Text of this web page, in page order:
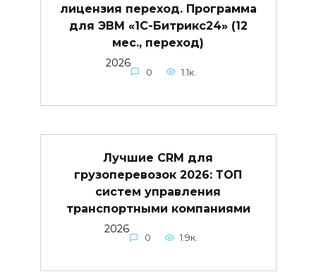
лицензия переход. Программа
для ЭВМ «1С-Битрикс24» (12
мес., переход)
2026
0 1.1к.
Лучшие CRM для
грузоперевозок 2026: ТОП
систем управления
транспортными компаниями
2026
0 1.9к.